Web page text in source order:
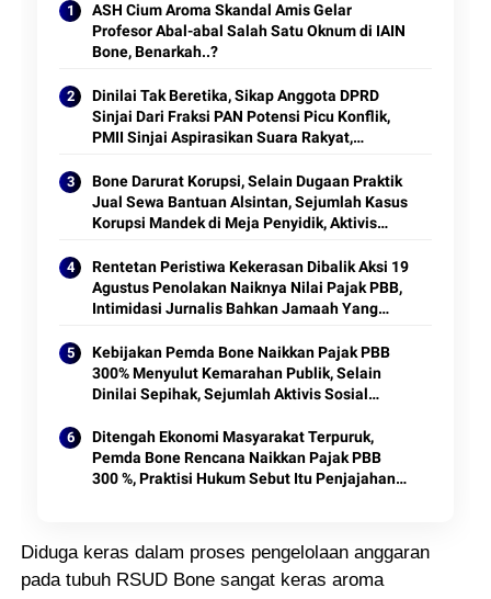
ASH Cium Aroma Skandal Amis Gelar
Profesor Abal-abal Salah Satu Oknum di IAIN
Bone, Benarkah..?
Dinilai Tak Beretika, Sikap Anggota DPRD
Sinjai Dari Fraksi PAN Potensi Picu Konflik,
PMII Sinjai Aspirasikan Suara Rakyat,
Bone Darurat Korupsi, Selain Dugaan Praktik
Jual Sewa Bantuan Alsintan, Sejumlah Kasus
Korupsi Mandek di Meja Penyidik, Aktivis
Rentetan Peristiwa Kekerasan Dibalik Aksi 19
Agustus Penolakan Naiknya Nilai Pajak PBB,
Intimidasi Jurnalis Bahkan Jamaah Yang
Kebijakan Pemda Bone Naikkan Pajak PBB
300% Menyulut Kemarahan Publik, Selain
Dinilai Sepihak, Sejumlah Aktivis Sosial
Ditengah Ekonomi Masyarakat Terpuruk,
Pemda Bone Rencana Naikkan Pajak PBB
300 %, Praktisi Hukum Sebut Itu Penjajahan
Diduga keras dalam proses pengelolaan anggaran
pada tubuh RSUD Bone sangat keras aroma